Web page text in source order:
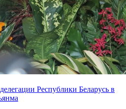
Республики Беларусь в